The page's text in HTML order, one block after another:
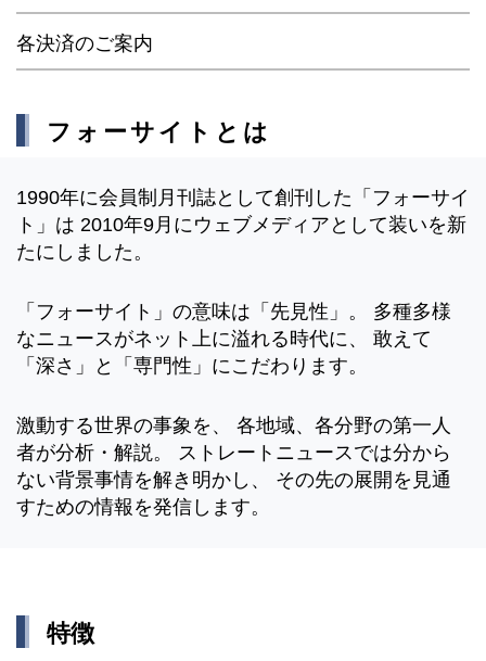
各決済のご案内
フォーサイトとは
1990年に会員制月刊誌として創刊した「フォーサイ
ト」は 2010年9月にウェブメディアとして装いを新
たにしました。
「フォーサイト」の意味は「先見性」。 多種多様
なニュースがネット上に溢れる時代に、 敢えて
「深さ」と「専門性」にこだわります。
激動する世界の事象を、 各地域、各分野の第一人
者が分析・解説。 ストレートニュースでは分から
ない背景事情を解き明かし、 その先の展開を見通
すための情報を発信します。
特徴